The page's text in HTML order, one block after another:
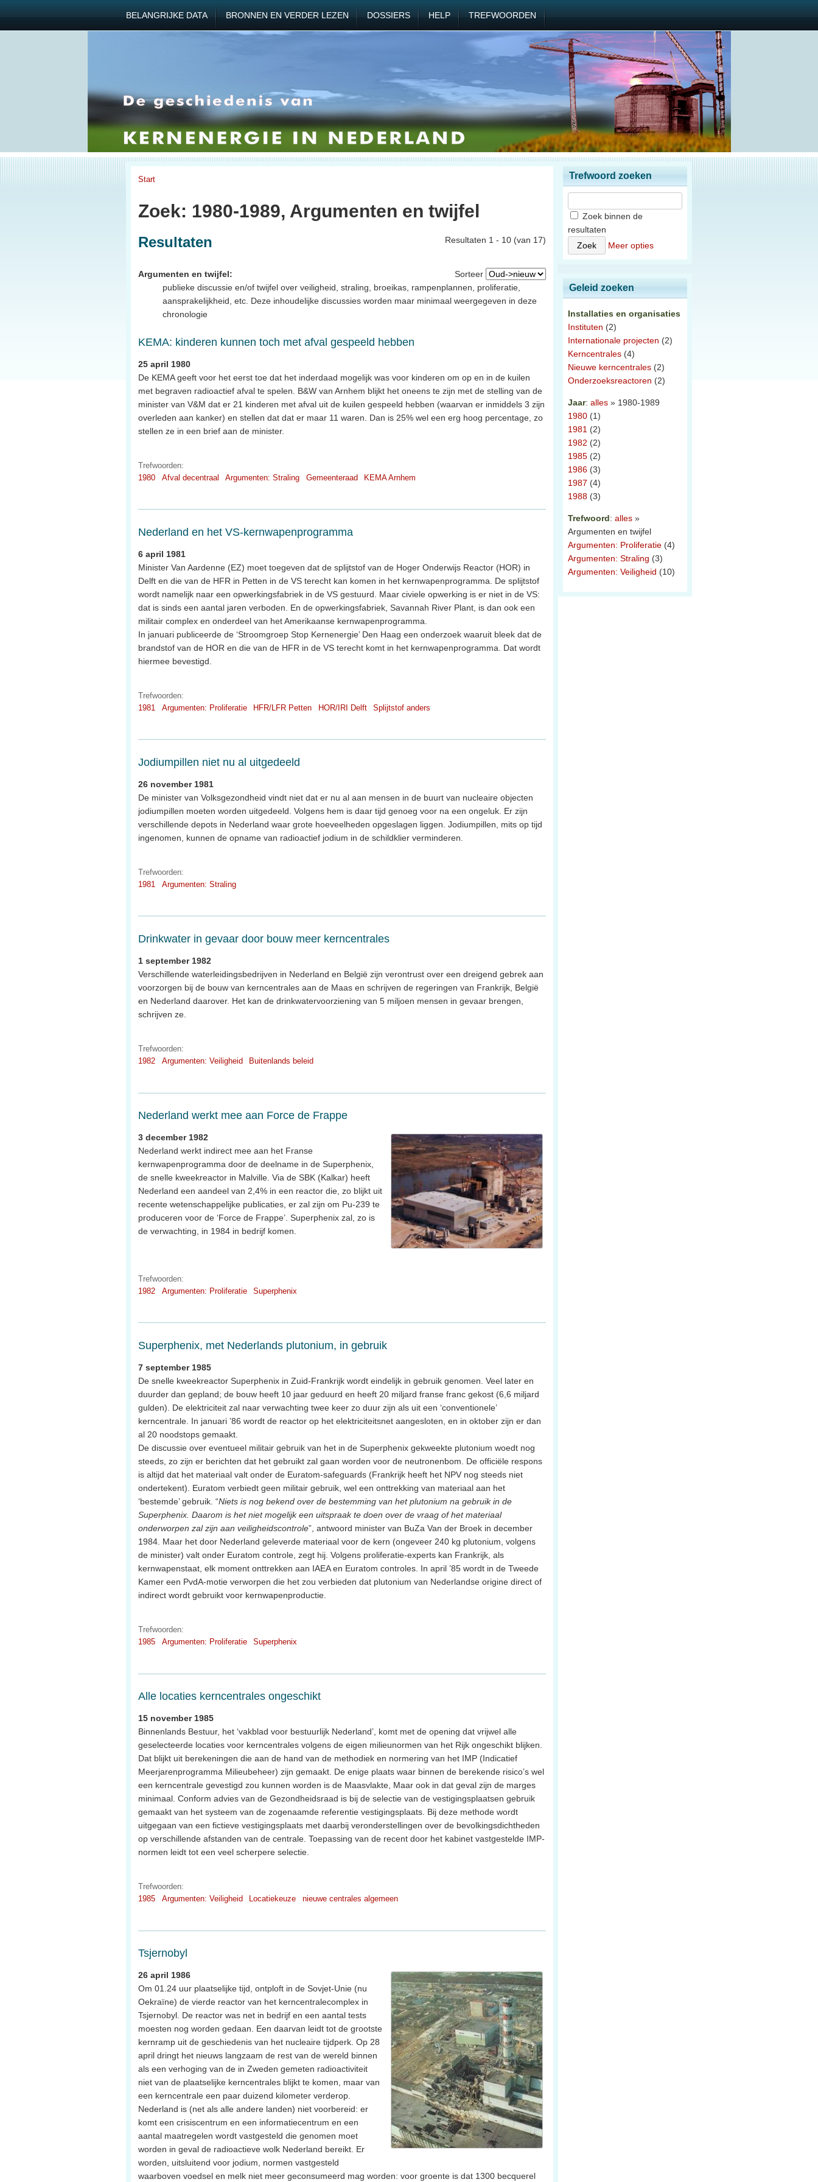
BELANGRIJKE DATA BRONNEN EN VERDER LEZEN DOSSIERS HELP TREFWOORDEN
Start
Zoek: 1980-1989, Argumenten en twijfel
Resultaten 1 - 10 (van 17)
Resultaten
Sorteer
Argumenten en twijfel:
publieke discussie en/of twijfel over veiligheid, straling, broeikas, rampenplannen, proliferatie,
aansprakelijkheid, etc. Deze inhoudelijke discussies worden maar minimaal weergegeven in deze
chronologie
KEMA: kinderen kunnen toch met afval gespeeld hebben
25 april 1980
De KEMA geeft voor het eerst toe dat het inderdaad mogelijk was voor kinderen om op en in de kuilen
met begraven radioactief afval te spelen. B&W van Arnhem blijkt het oneens te zijn met de stelling van de
minister van V&M dat er 21 kinderen met afval uit de kuilen gespeeld hebben (waarvan er inmiddels 3 zijn
overleden aan kanker) en stellen dat dat er maar 11 waren. Dan is 25% wel een erg hoog percentage, zo
stellen ze in een brief aan de minister.
Trefwoorden:
1980
Afval decentraal Argumenten: Straling Gemeenteraad KEMA Arnhem
Nederland en het VS-kernwapenprogramma
6 april 1981
Minister Van Aardenne (EZ) moet toegeven dat de splijtstof van de Hoger Onderwijs Reactor (HOR) in
Delft en die van de HFR in Petten in de VS terecht kan komen in het kernwapenprogramma. De splijtstof
wordt namelijk naar een opwerkingsfabriek in de VS gestuurd. Maar civiele opwerking is er niet in de VS:
dat is sinds een aantal jaren verboden. En de opwerkingsfabriek, Savannah River Plant, is dan ook een
militair complex en onderdeel van het Amerikaanse kernwapenprogramma.
In januari publiceerde de ‘Stroomgroep Stop Kernenergie’ Den Haag een onderzoek waaruit bleek dat de
brandstof van de HOR en die van de HFR in de VS terecht komt in het kernwapenprogramma. Dat wordt
hiermee bevestigd.
Trefwoorden:
1981
Argumenten: Proliferatie HFR/LFR Petten HOR/IRI Delft Splijtstof anders
Jodiumpillen niet nu al uitgedeeld
26 november 1981
De minister van Volksgezondheid vindt niet dat er nu al aan mensen in de buurt van nucleaire objecten
jodiumpillen moeten worden uitgedeeld. Volgens hem is daar tijd genoeg voor na een ongeluk. Er zijn
verschillende depots in Nederland waar grote hoeveelheden opgeslagen liggen. Jodiumpillen, mits op tijd
ingenomen, kunnen de opname van radioactief jodium in de schildklier verminderen.
Trefwoorden:
1981
Argumenten: Straling
Drinkwater in gevaar door bouw meer kerncentrales
1 september 1982
Verschillende waterleidingsbedrijven in Nederland en België zijn verontrust over een dreigend gebrek aan
voorzorgen bij de bouw van kerncentrales aan de Maas en schrijven de regeringen van Frankrijk, België
en Nederland daarover. Het kan de drinkwatervoorziening van 5 miljoen mensen in gevaar brengen,
schrijven ze.
Trefwoorden:
1982
Argumenten: Veiligheid Buitenlands beleid
Nederland werkt mee aan Force de Frappe
3 december 1982
Nederland werkt indirect mee aan het Franse
kernwapenprogramma door de deelname in de Superphenix,
de snelle kweekreactor in Malville. Via de SBK (Kalkar) heeft
Nederland een aandeel van 2,4% in een reactor die, zo blijkt uit
recente wetenschappelijke publicaties, er zal zijn om Pu-239 te
produceren voor de ‘Force de Frappe’. Superphenix zal, zo is
de verwachting, in 1984 in bedrijf komen.
Trefwoorden:
1982
Argumenten: Proliferatie Superphenix
Superphenix, met Nederlands plutonium, in gebruik
7 september 1985
De snelle kweekreactor Superphenix in Zuid-Frankrijk wordt eindelijk in gebruik genomen. Veel later en
duurder dan gepland; de bouw heeft 10 jaar geduurd en heeft 20 miljard franse franc gekost (6,6 miljard
gulden). De elektriciteit zal naar verwachting twee keer zo duur zijn als uit een ‘conventionele’
kerncentrale. In januari ’86 wordt de reactor op het elektriciteitsnet aangesloten, en in oktober zijn er dan
al 20 noodstops gemaakt.
De discussie over eventueel militair gebruik van het in de Superphenix gekweekte plutonium woedt nog
steeds, zo zijn er berichten dat het gebruikt zal gaan worden voor de neutronenbom. De officiële respons
is altijd dat het materiaal valt onder de Euratom-safeguards (Frankrijk heeft het NPV nog steeds niet
ondertekent). Euratom verbiedt geen militair gebruik, wel een onttrekking van materiaal aan het
‘bestemde’ gebruik. “Niets is nog bekend over de bestemming van het plutonium na gebruik in de
Superphenix. Daarom is het niet mogelijk een uitspraak te doen over de vraag of het materiaal
onderworpen zal zijn aan veiligheidscontrole”, antwoord minister van BuZa Van der Broek in december
1984. Maar het door Nederland geleverde materiaal voor de kern (ongeveer 240 kg plutonium, volgens
de minister) valt onder Euratom controle, zegt hij. Volgens proliferatie-experts kan Frankrijk, als
kernwapenstaat, elk moment onttrekken aan IAEA en Euratom controles. In april ’85 wordt in de Tweede
Kamer een PvdA-motie verworpen die het zou verbieden dat plutonium van Nederlandse origine direct of
indirect wordt gebruikt voor kernwapenproductie.
Trefwoorden:
1985
Argumenten: Proliferatie Superphenix
Alle locaties kerncentrales ongeschikt
15 november 1985
Binnenlands Bestuur, het ‘vakblad voor bestuurlijk Nederland’, komt met de opening dat vrijwel alle
geselecteerde locaties voor kerncentrales volgens de eigen milieunormen van het Rijk ongeschikt blijken.
Dat blijkt uit berekeningen die aan de hand van de methodiek en normering van het IMP (Indicatief
Meerjarenprogramma Milieubeheer) zijn gemaakt. De enige plaats waar binnen de berekende risico’s wel
een kerncentrale gevestigd zou kunnen worden is de Maasvlakte, Maar ook in dat geval zijn de marges
minimaal. Conform advies van de Gezondheidsraad is bij de selectie van de vestigingsplaatsen gebruik
gemaakt van het systeem van de zogenaamde referentie vestigingsplaats. Bij deze methode wordt
uitgegaan van een fictieve vestigingsplaats met daarbij veronderstellingen over de bevolkingsdichtheden
op verschillende afstanden van de centrale. Toepassing van de recent door het kabinet vastgestelde IMP-
normen leidt tot een veel scherpere selectie.
Trefwoorden:
1985
Argumenten: Veiligheid Locatiekeuze nieuwe centrales algemeen
Tsjernobyl
26 april 1986
Om 01.24 uur plaatselijke tijd, ontploft in de Sovjet-Unie (nu
Oekraïne) de vierde reactor van het kerncentralecomplex in
Tsjernobyl. De reactor was net in bedrijf en een aantal tests
moesten nog worden gedaan. Een daarvan leidt tot de grootste
kernramp uit de geschiedenis van het nucleaire tijdperk. Op 28
april dringt het nieuws langzaam de rest van de wereld binnen
als een verhoging van de in Zweden gemeten radioactiviteit
niet van de plaatselijke kerncentrales blijkt te komen, maar van
een kerncentrale een paar duizend kilometer verderop.
Nederland is (net als alle andere landen) niet voorbereid: er
komt een crisiscentrum en een informatiecentrum en een
aantal maatregelen wordt vastgesteld die genomen moet
worden in geval de radioactieve wolk Nederland bereikt. Er
worden, uitsluitend voor jodium, normen vastgesteld
waarboven voedsel en melk niet meer geconsumeerd mag worden: voor groente is dat 1300 becquerel
Trefwoord zoeken
Zoek binnen de
resultaten
Meer opties
Geleid zoeken
Installaties en organisaties
Instituten (2)
Internationale projecten (2)
Kerncentrales (4)
Nieuwe kerncentrales (2)
Onderzoeksreactoren (2)
Jaar: alles » 1980-1989
1980 (1)
1981 (2)
1982 (2)
1985 (2)
1986 (3)
1987 (4)
1988 (3)
Trefwoord: alles »
Argumenten en twijfel
Argumenten: Proliferatie (4)
Argumenten: Straling (3)
Argumenten: Veiligheid (10)